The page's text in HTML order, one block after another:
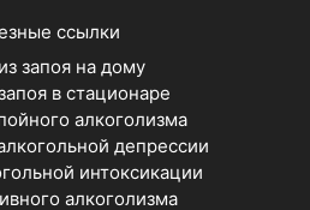
ссылки
запоя на дому
в стационаре
алкоголизма
депрессии
интоксикации
алкоголизма